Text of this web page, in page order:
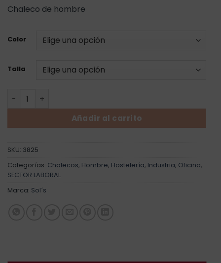
Chaleco de hombre
Color
Talla
Chaleco Softshell Falcón - Hombre cantidad
Añadir al carrito
SKU: 3825
Categorías: Chalecos, Hombre, Hostelería, Industria, Oficina,
SECTOR LABORAL
Marca: Sol´s